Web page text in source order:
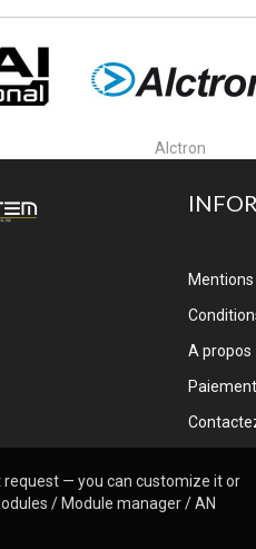
— you can customize it or
/ Module manager / AN
Alctron
A propos